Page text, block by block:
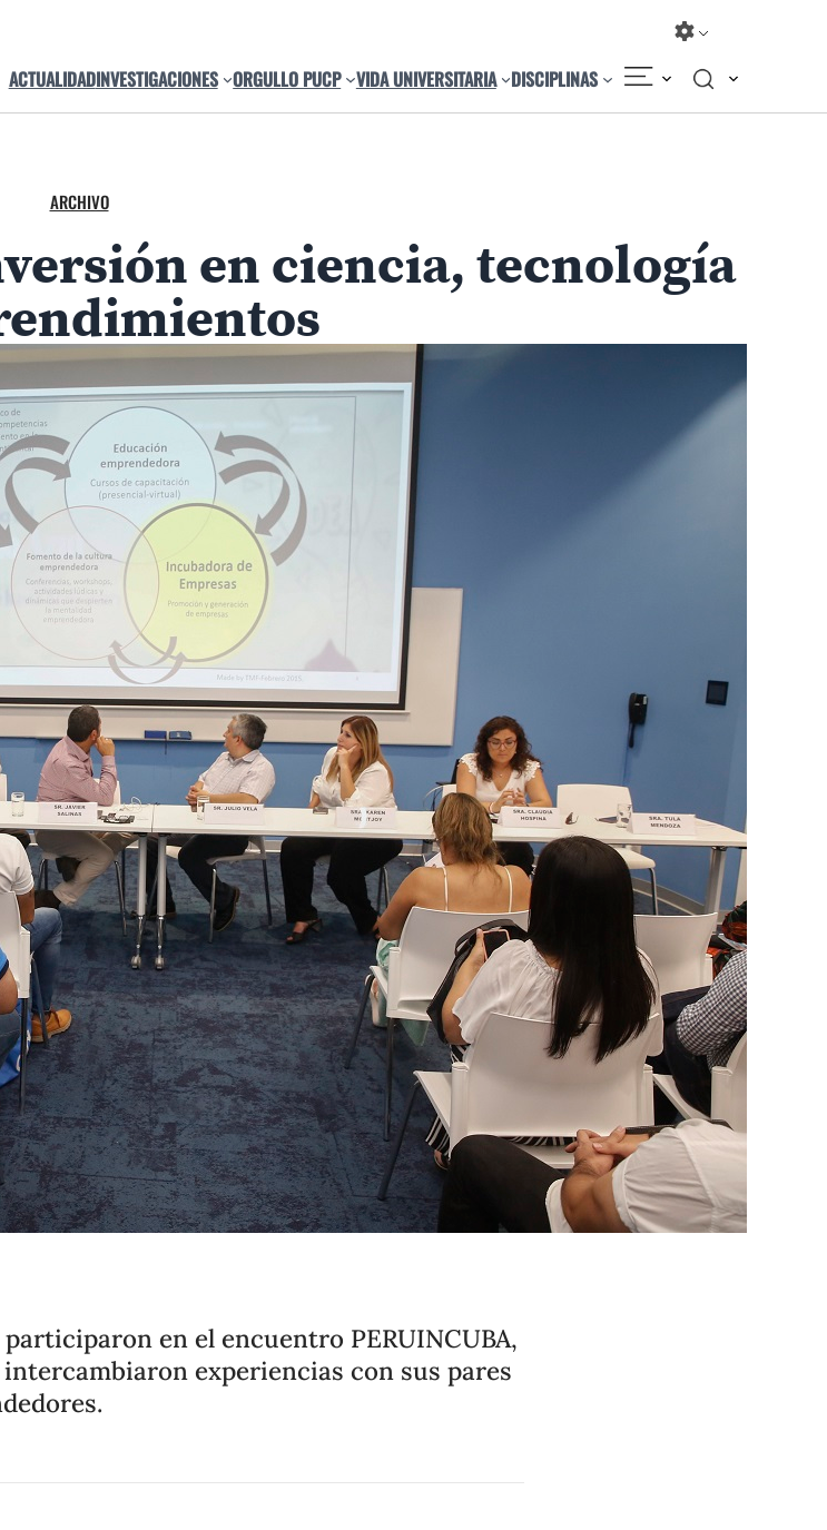
ACTUALIDADINVESTIGACIONES ORGULLO PUCP VIDA UNIVERSITARIA DISCIPLINAS
ARCHIVO
en ciencia, tecnología
en el encuentro PERUINCUBA,
experiencias con sus pares